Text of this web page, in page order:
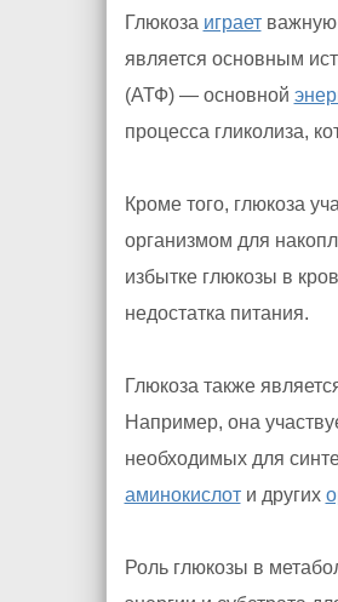
Глюкоза играетважную
является основным
(АТФ) — основной
процесса гликолиза,
Кроме того, глюкоза
организмом для
избытке глюкозы в
недостатка питания.
Глюкоза также
Например, она
необходимых для
аминокислоти других
Роль глюкозы в